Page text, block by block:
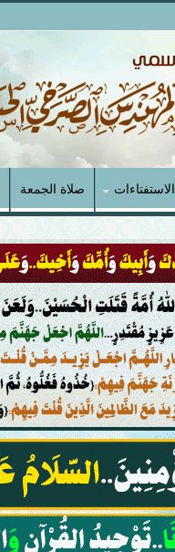
الاستفتاءات صلاة الجمعة